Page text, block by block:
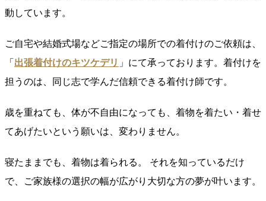
動しています。
ご自宅や結婚式場などご指定の場所での着付けのご依頼は、
「 出張着付けのキツケデリ 」にて承っております。着付けを
担うのは、同じ志で学んだ信頼できる着付け師です。
歳を重ねても、体が不自由になっても、着物を着たい・着せ
てあげたいという願いは、変わりません。
寝たままでも、着物は着られる。 それを知っているだけ
で、ご家族様の選択の幅が広がり大切な方の夢が叶います。